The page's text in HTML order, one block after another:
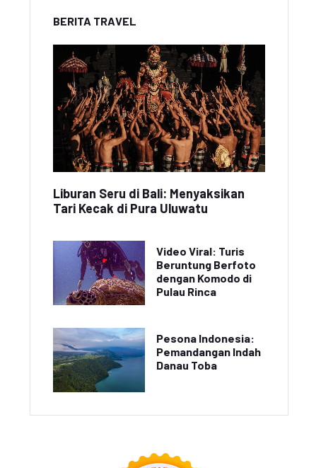
BERITA TRAVEL
Liburan Seru di Bali: Menyaksikan
Tari Kecak di Pura Uluwatu
Video Viral: Turis
Beruntung Berfoto
dengan Komodo di
Pulau Rinca
Pesona Indonesia:
Pemandangan Indah
Danau Toba